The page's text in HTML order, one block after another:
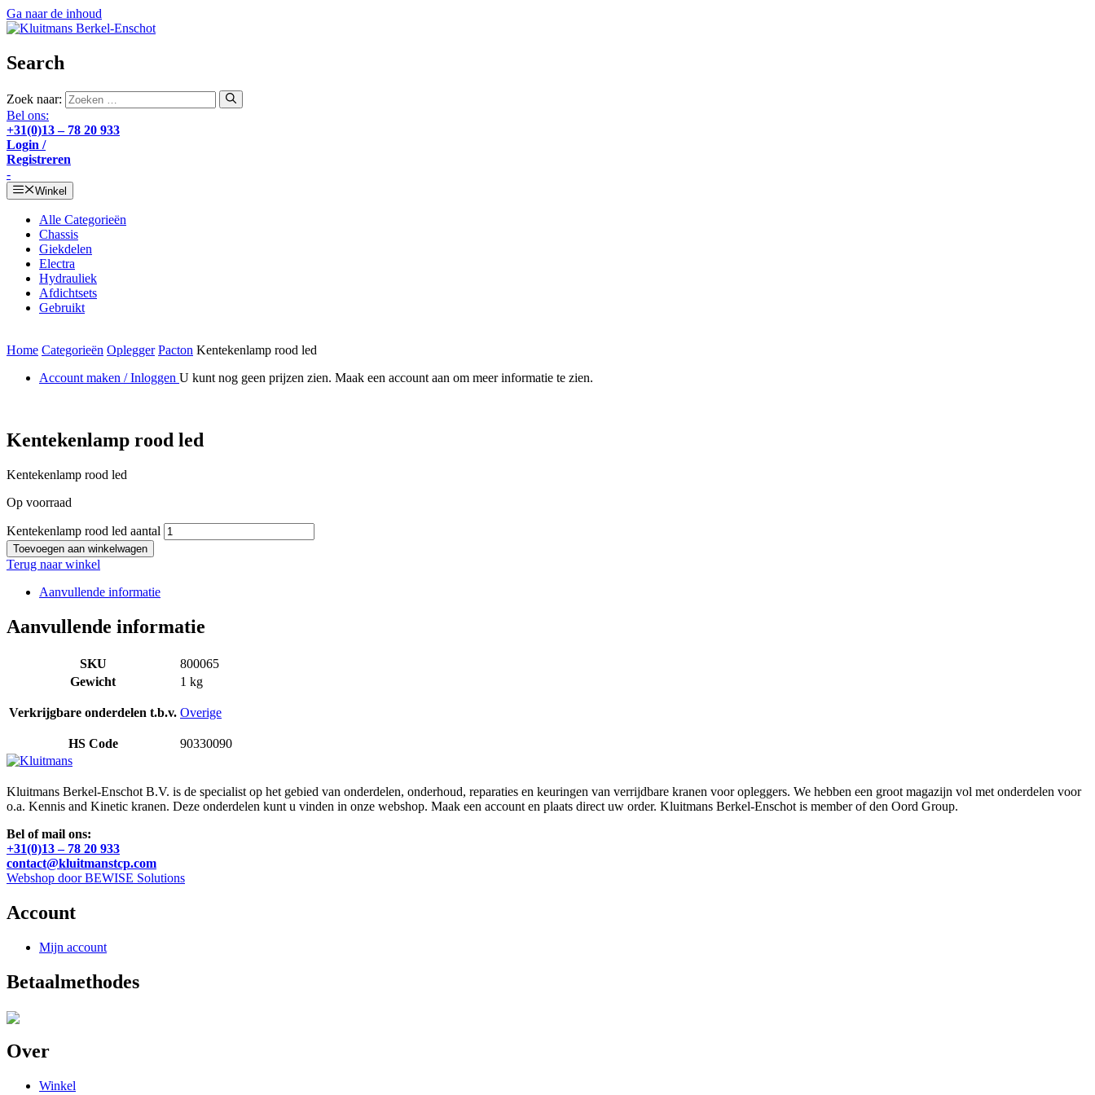
Ga naar de inhoud
Search
Zoek naar:
Bel ons:
+31(0)13 – 78 20 933
Login /
Registreren
-
Winkel
Alle Categorieën
Chassis
Giekdelen
Electra
Hydrauliek
Afdichtsets
Gebruikt
Home Categorieën Oplegger Pacton Kentekenlamp rood led
Account maken / Inloggen U kunt nog geen prijzen zien. Maak een account aan om meer informatie te zien.
Kentekenlamp rood led
Kentekenlamp rood led
Op voorraad
Kentekenlamp rood led aantal
Toevoegen aan winkelwagen
Terug naar winkel
Aanvullende informatie
Aanvullende informatie
SKU
800065
Gewicht
1 kg
Verkrijgbare onderdelen t.b.v. Overige
HS Code 90330090
Kluitmans Berkel-Enschot B.V. is de specialist op het gebied van onderdelen, onderhoud, reparaties en keuringen van verrijdbare kranen voor opleggers. We hebben een groot magazijn vol met onderdelen voor
o.a. Kennis and Kinetic kranen. Deze onderdelen kunt u vinden in onze webshop. Maak een account en plaats direct uw order. Kluitmans Berkel-Enschot is member of den Oord Group.
Bel of mail ons:
+31(0)13 – 78 20 933
contact@kluitmanstcp.com
Webshop door BEWISE Solutions
Account
Mijn account
Betaalmethodes
Over
Winkel